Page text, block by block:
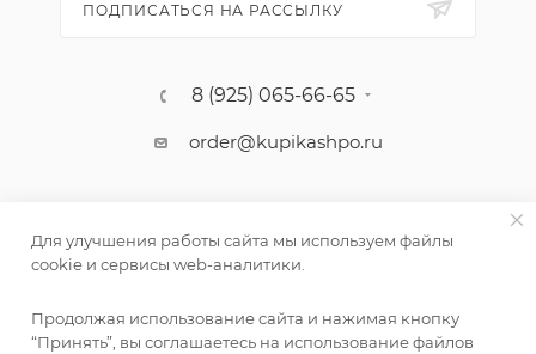
ПОДПИСАТЬСЯ НА РАССЫЛКУ
8 (925) 065-66-65
order@kupikashpo.ru
Для улучшения работы сайта мы используем файлы
cookie и сервисы web-аналитики.
Продолжая использование сайта и нажимая кнопку
“Принять”, вы соглашаетесь на использование файлов